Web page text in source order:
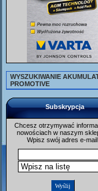
WYSZUKIWANIE
PROMOTIVE
Subskrypcja
Chcesz otrzymywać
nowościach w naszym
Wpisz swój adres e-mail!